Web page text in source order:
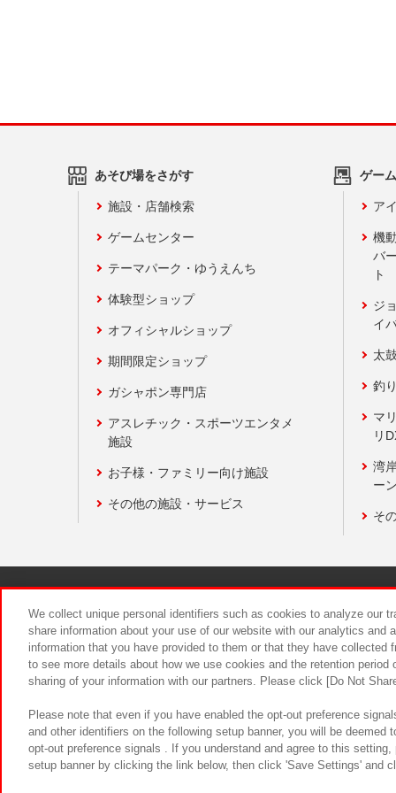
あそび場をさがす
施設・店舗検索
ゲームセンター
テーマパーク・ゆうえんち
体験型ショップ
オフィシャルショップ
期間限定ショップ
ガシャポン専門店
アスレチック・スポーツエンタメ
施設
お子様・ファミリー向け施設
その他の施設・サービス
ゲー
ア
機
バ
ト
ジ
イ
太
釣
マ
リ
湾
ー
そ
食品のご
We collect unique personal identifiers such as cookies to analyze our
share information about your use of our website with our analytics and
information that you have provided to them or that they have
to see more details about how we use cookies and the retention
sharing of your information with our partners. Please click [Do Not
Please note that even if you have enabled the opt-out preference
and other identifiers on the following setup banner, you will be
opt-out preference signals . If you understand and agree to this
setup banner by clicking the link below, then click 'Save Settings' and